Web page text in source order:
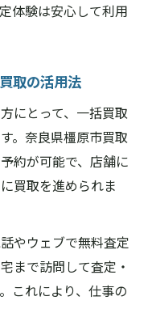
体験は安心して利用
取の活用法
にとって、一括買取
。奈良県橿原市買取
約が可能で、店舗に
買取を進められま
やウェブで無料査定
まで訪問して査定・
これにより、仕事の